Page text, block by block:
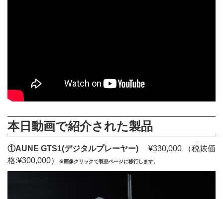
本日動画で紹介された製品
①AUNE GTS1(デジタルプレーヤー) ¥330,000 （税抜価
格:¥300,000）
※画像クリックで製品ページに移行します。